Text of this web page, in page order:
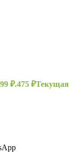
₽.475 ₽Текущая